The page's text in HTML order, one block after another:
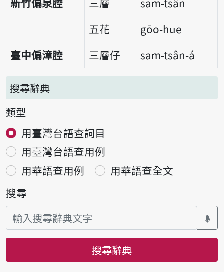
五花
gōo-hue
臺中偏漳腔
三層仔 sam-tsân-á
搜尋辭典
類型
用臺灣台語查詞目
用臺灣台語查用例
用華語查用例
用華語查全文
搜尋
搜尋辭典